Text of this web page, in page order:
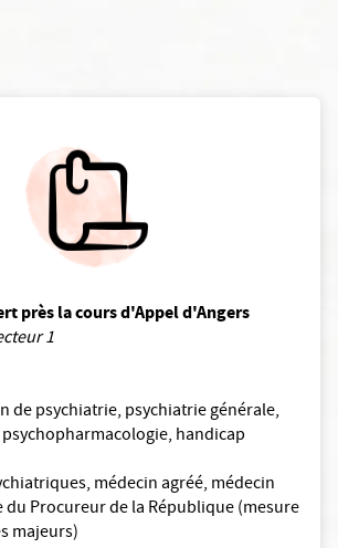
près la cours d'Appel d'Angers
1
de psychiatrie, psychiatrie générale,
handicap
médecin agréé, médecin
du Procureur de la République (mesure
majeurs)